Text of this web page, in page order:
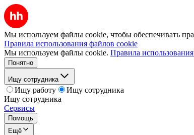
Мы используем файлы cookie, чтобы обеспечивать
Правила использования файлов cookie
Мы используем файлы cookie. Правила
Понятно
Ищу сотрудника
Ищу работу
Ищу сотрудника
Ищу сотрудника
Сервисы
Помощь
Ещё